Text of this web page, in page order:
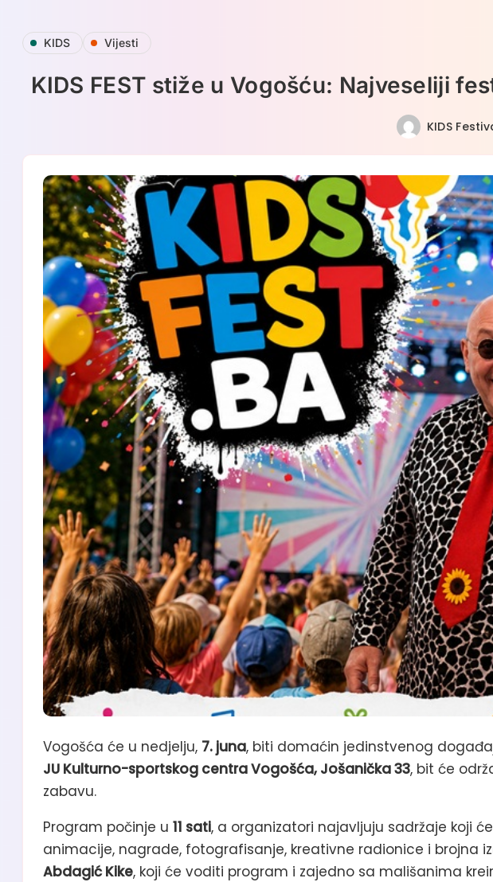
Skip
content
KIDS Vijesti
KIDS FEST stiže u Vogošću: Najveseliji
KIDS
Vogošća će u nedjelju, 7. juna, biti domaćin jedinstvenog
JU Kulturno-sportskog centra Vogošća, Jošanička 33, bit će
zabavu.
Program počinje u 11 sati, a organizatori najavljuju sadržaje koji
animacije, nagrade, fotografisanje, kreativne radionice i brojna
Abdagić Kike, koji će voditi program i zajedno sa mališanima